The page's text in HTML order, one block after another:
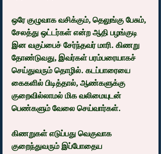
ஒரே குழுவாக வசிக்கும், தெலுங்கு பேசும்,
சேலத்து ஒட்டர்கள் என்ற ஆதி பழங்குடி
இன வகுப்பைச் சேர்ந்தவர் மாரி. கிணறு
தோண்டுவது, இவர்கள் பரம்பரையாகச்
செய்துவரும் தொழில். கடப்பாரையை
கைகளில் பிடித்தால், ஆண்களுக்கு
குறைவில்லாமல் மிக வலிமையுடன்
பெண்களும் வேலை செய்வார்கள்.
கிணறுகள் எடுப்பது வெகுவாக
குறைந்துவரும் இப்போதைய